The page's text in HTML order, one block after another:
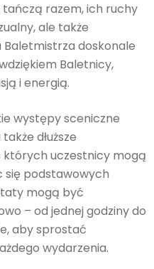
razem, ich ruchy
ale także
Baletmistrza doskonale
Baletnicy,
i energią.
występy sceniczne
dłuższe
uczestnicy mogą
się podstawowych
mogą być
– od jednej godziny do
aby sprostać
wydarzenia.